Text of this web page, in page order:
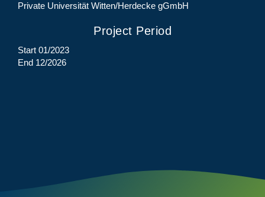
Private Universität Witten/Herdecke gGmbH
Project Period
Start 01/2023
End 12/2026